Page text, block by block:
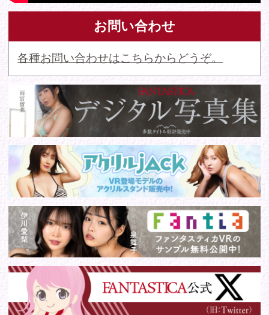
© 2016 FANTASTICA. All Rights Reserved.
このサイトに掲載の写真・文章等の無断転載・転用・引用・複
写・複製行為を禁じます。